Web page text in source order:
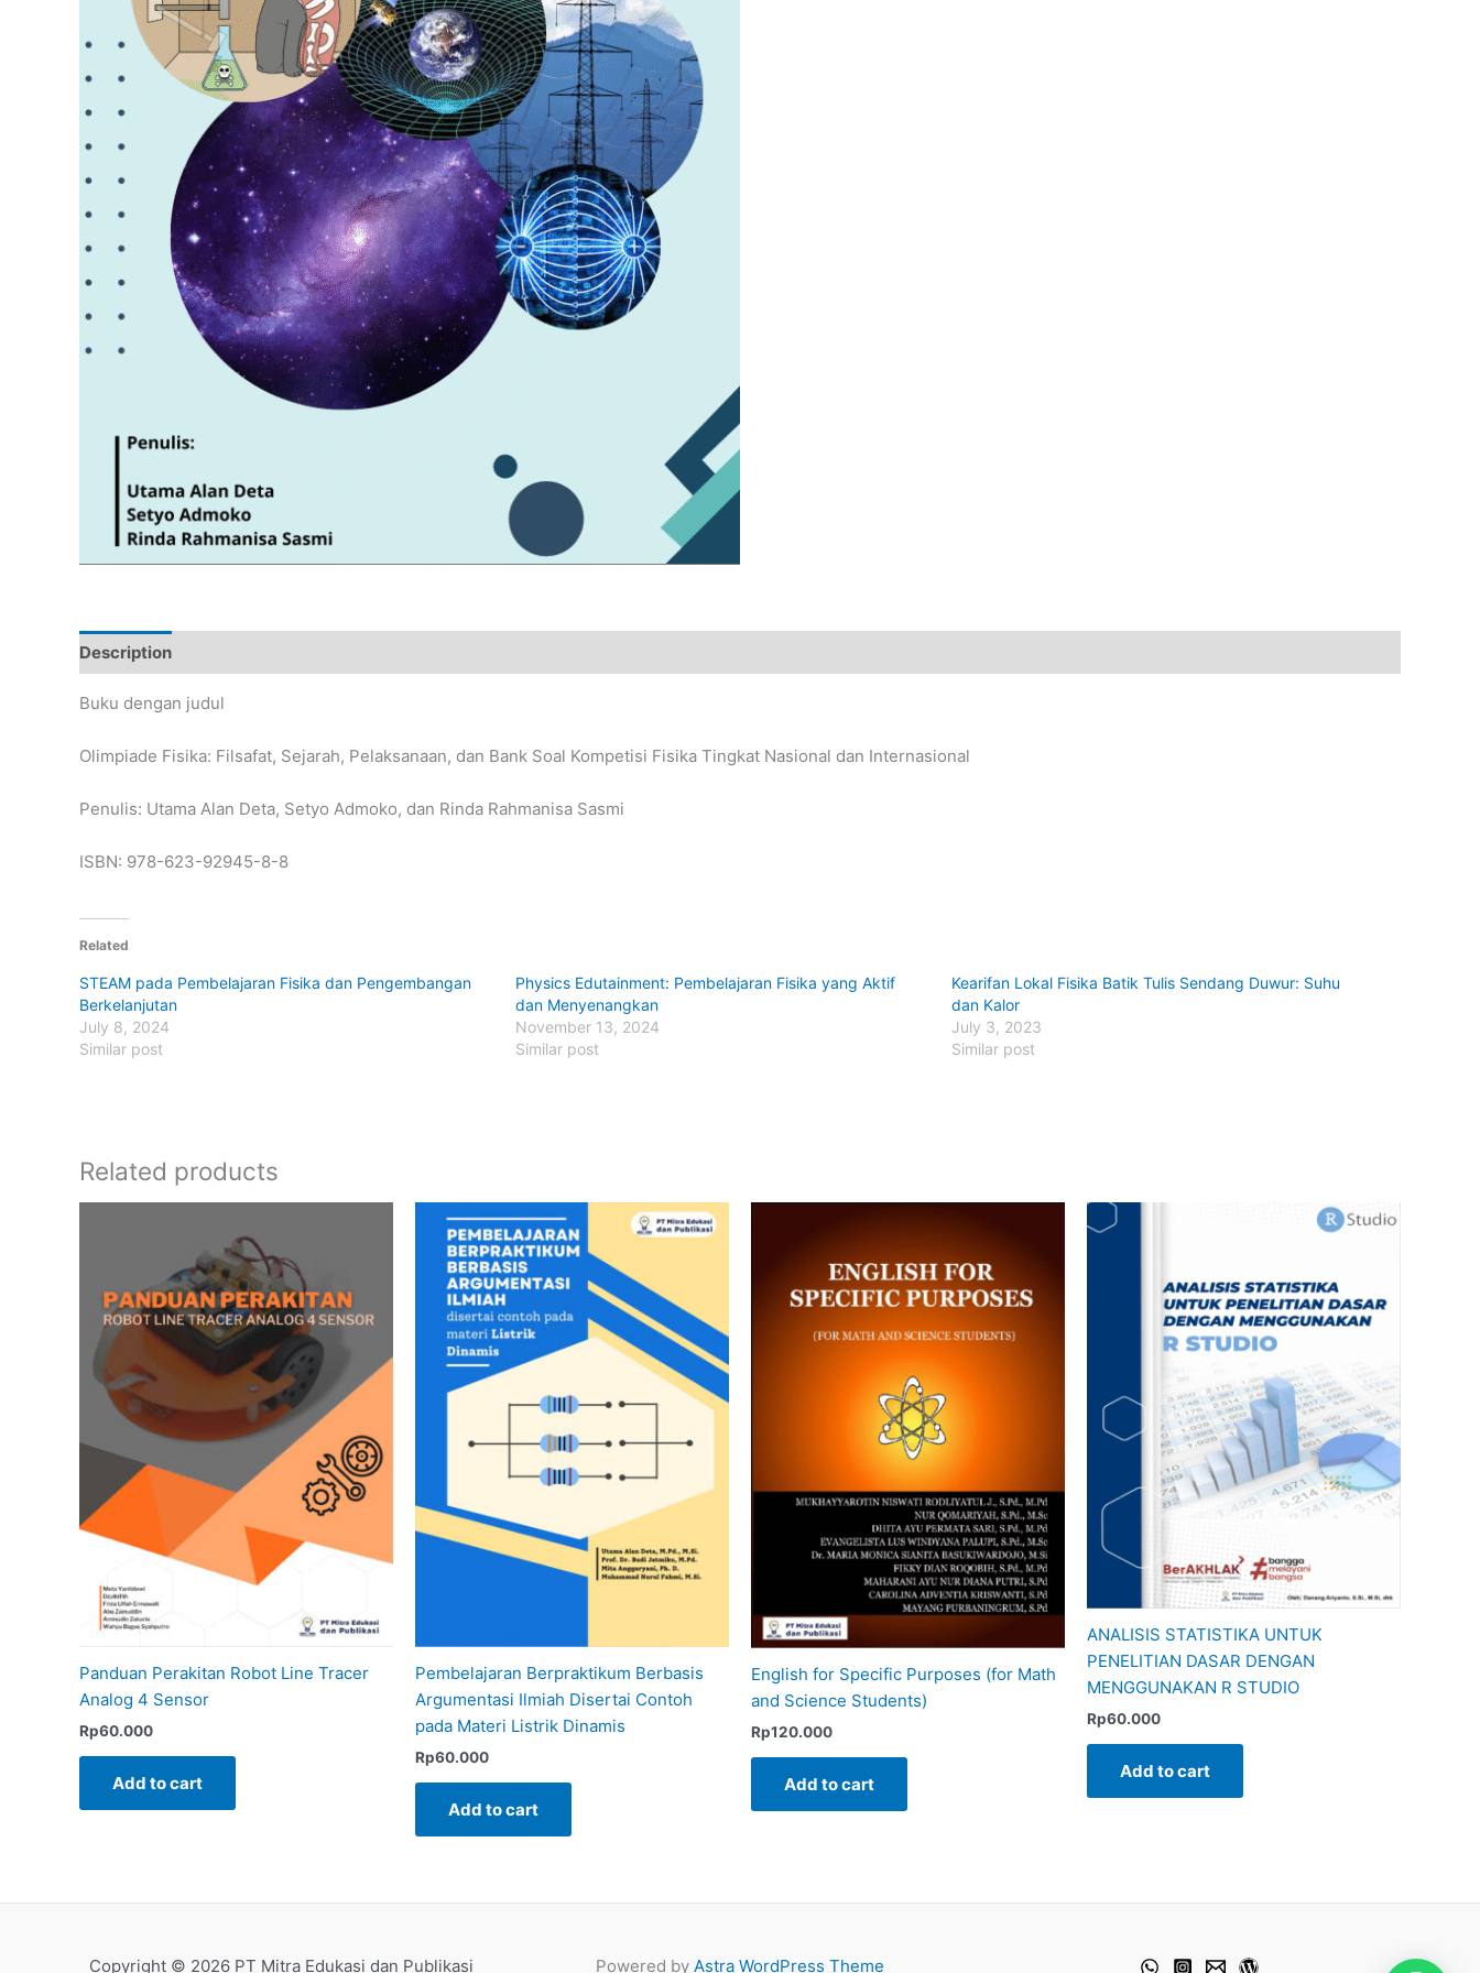
Description
Buku dengan judul
Olimpiade Fisika: Filsafat, Sejarah, Pelaksanaan, dan Bank Soal Kompetisi Fisika Tingkat Nasional dan Internasional
Penulis: Utama Alan Deta, Setyo Admoko, dan Rinda Rahmanisa Sasmi
ISBN: 978-623-92945-8-8
Related
STEAM pada Pembelajaran Fisika dan Pengembangan
Berkelanjutan
July 8, 2024
Similar post
Physics Edutainment: Pembelajaran Fisika yang Aktif
dan Menyenangkan
November 13, 2024
Similar post
Kearifan Lokal Fisika Batik Tulis Sendang Duwur: Suhu
dan Kalor
July 3, 2023
Similar post
Related products
Panduan Perakitan Robot Line Tracer
Analog 4 Sensor
Rp60.000
Add to cart
Pembelajaran Berpraktikum Berbasis
Argumentasi Ilmiah Disertai Contoh
pada Materi Listrik Dinamis
Rp60.000
Add to cart
English for Specific Purposes (for Math
and Science Students)
Rp120.000
Add to cart
ANALISIS STATISTIKA UNTUK
PENELITIAN DASAR DENGAN
MENGGUNAKAN R STUDIO
Rp60.000
Add to cart
Copyright © 2026 PT Mitra Edukasi dan Publikasi Powered by Astra WordPress Theme